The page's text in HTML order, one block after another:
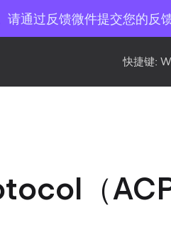
通过反馈微件提交您的反馈
快捷键:
（ACP